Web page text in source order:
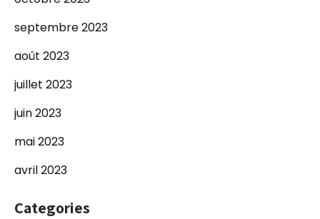
septembre 2023
août 2023
juillet 2023
juin 2023
mai 2023
avril 2023
Categories